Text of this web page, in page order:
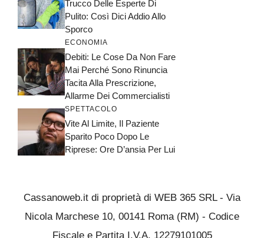
Trucco Delle Esperte Di
Pulito: Così Dici Addio Allo
Sporco
ECONOMIA
Debiti: Le Cose Da Non Fare
Mai Perché Sono Rinuncia
Tacita Alla Prescrizione,
Allarme Dei Commercialisti
SPETTACOLO
Vite Al Limite, Il Paziente
Sparito Poco Dopo Le
Riprese: Ore D’ansia Per Lui
Cassanoweb.it di proprietà di WEB 365 SRL - Via
Nicola Marchese 10, 00141 Roma (RM) - Codice
Fiscale e Partita I.V.A. 12279101005